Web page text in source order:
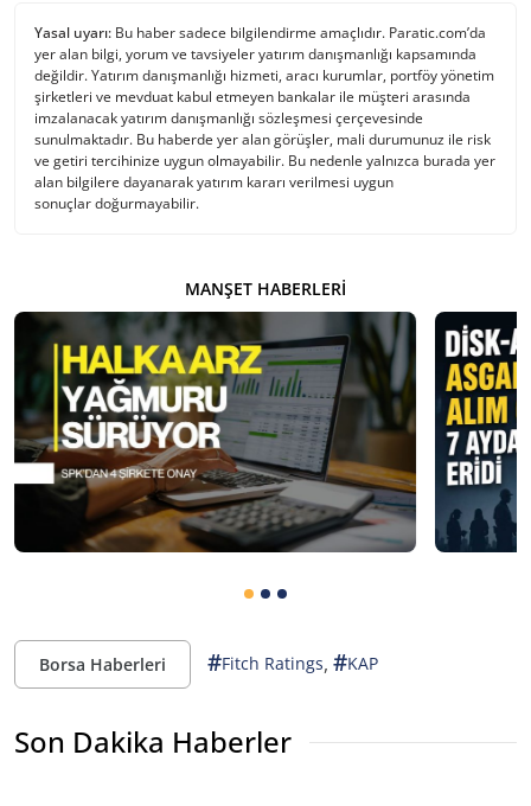
Yasal uyarı: Bu haber sadece bilgilendirme amaçlıdır. Paratic.com’da
yer alan bilgi, yorum ve tavsiyeler yatırım danışmanlığı kapsamında
değildir. Yatırım danışmanlığı hizmeti, aracı kurumlar, portföy yönetim
şirketleri ve mevduat kabul etmeyen bankalar ile müşteri arasında
imzalanacak yatırım danışmanlığı sözleşmesi çerçevesinde
sunulmaktadır. Bu haberde yer alan görüşler, mali durumunuz ile risk
ve getiri tercihinize uygun olmayabilir. Bu nedenle yalnızca burada yer
alan bilgilere dayanarak yatırım kararı verilmesi uygun
sonuçlar doğurmayabilir.
MANŞET HABERLERI
Borsa Haberleri #Fitch Ratings, #KAP
Son Dakika Haberler